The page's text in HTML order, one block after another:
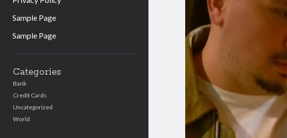
Sample Page
Sample Page
Categories
Bank
Credit Cards
Uncategorized
World